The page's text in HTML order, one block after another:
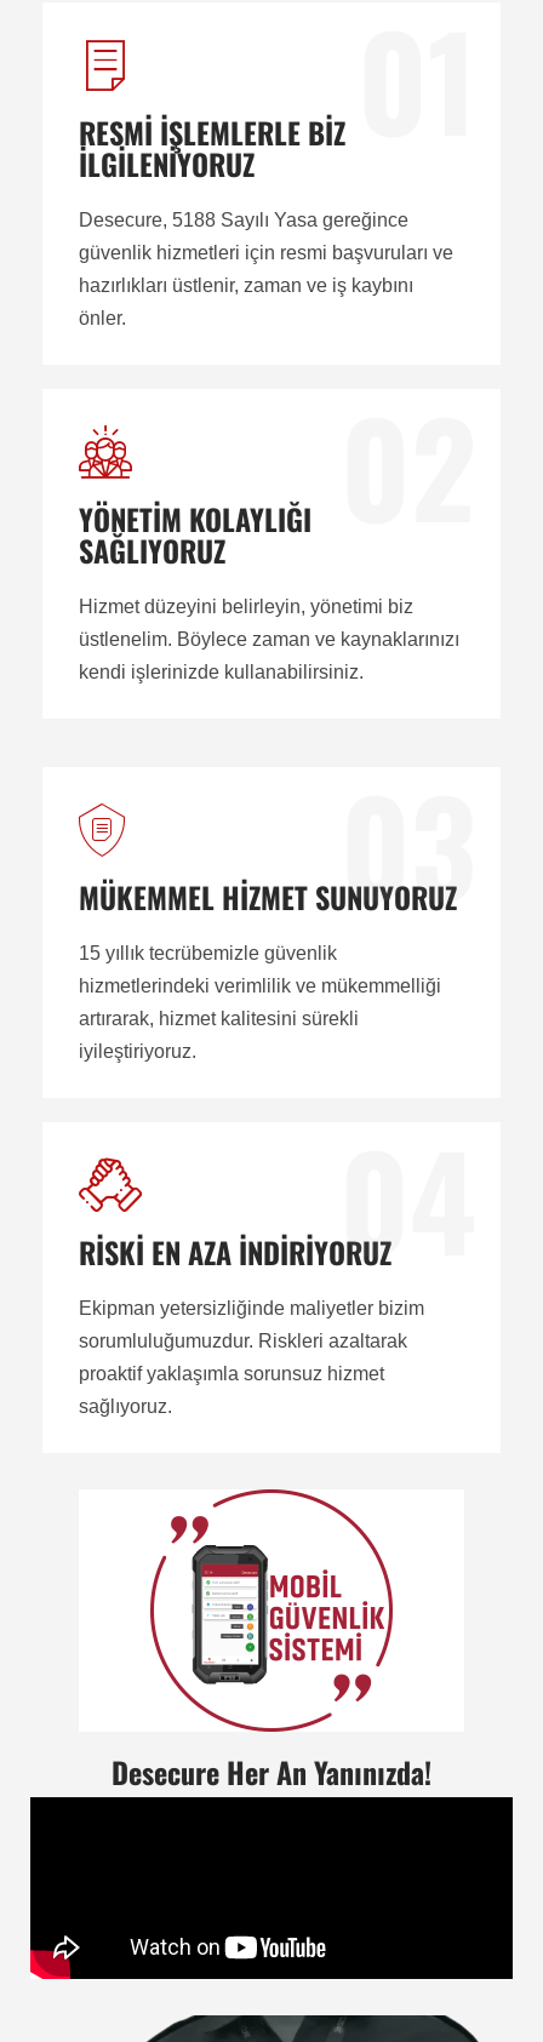
RESMİ İŞLEMLERLE BİZ
İLGİLENİYORUZ
Desecure, 5188 Sayılı Yasa gereğince
güvenlik hizmetleri için resmi başvuruları ve
hazırlıkları üstlenir, zaman ve iş kaybını
önler.
YÖNETİM KOLAYLIĞI
SAĞLIYORUZ
Hizmet düzeyini belirleyin, yönetimi biz
üstlenelim. Böylece zaman ve kaynaklarınızı
kendi işlerinizde kullanabilirsiniz.
03
MÜKEMMEL HİZMET SUNUYORUZ
15 yıllık tecrübemizle güvenlik
hizmetlerindeki verimlilik ve mükemmelliği
artırarak, hizmet kalitesini sürekli
iyileştiriyoruz.
04
RİSKİ EN AZA İNDİRİYORUZ
Ekipman yetersizliğinde maliyetler bizim
sorumluluğumuzdur. Riskleri azaltarak
proaktif yaklaşımla sorunsuz hizmet
sağlıyoruz.
Desecure Her An Yanınızda!